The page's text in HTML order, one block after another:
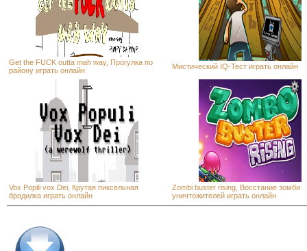
Get the FUCK outta mah way, Прогулка по
району играть онлайн
Мистический IQ-Тест играть онлайн
Vox Popili vox Dei, Крутая пиксельная
бродилка играть онлайн
Zombi buster rising, Восстание зомби
уничтожителей играть онлайн